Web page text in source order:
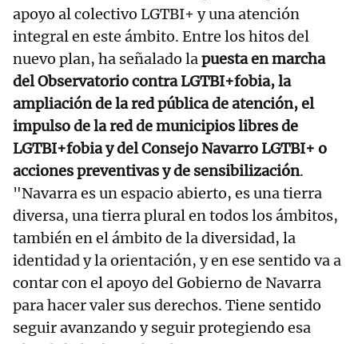
apoyo al colectivo LGTBI+ y una atención
integral en este ámbito. Entre los hitos del
nuevo plan, ha señalado lapuesta en marcha
del Observatorio contra LGTBI+fobia, la
ampliación de la red pública de atención, el
impulso de la red de municipios libres de
LGTBI+fobia y del Consejo Navarro LGTBI+ o
acciones preventivas y de sensibilización.
"Navarra es un espacio abierto, es una tierra
diversa, una tierra plural en todos los ámbitos,
también en el ámbito de la diversidad, la
identidad y la orientación, y en ese sentido va a
contar con el apoyo del Gobierno de Navarra
para hacer valer sus derechos. Tiene sentido
seguir avanzando y seguir protegiendo esa